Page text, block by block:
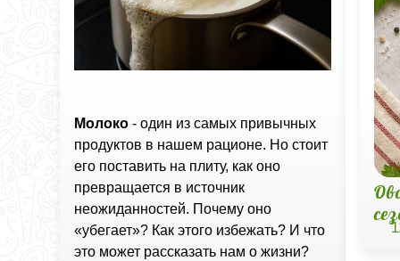
Молоко - один из самых привычных
продуктов в нашем рационе. Но стоит
его поставить на плиту, как оно
превращается в источник
неожиданностей. Почему оно
«убегает»? Как этого избежать? И что
это может рассказать нам о жизни?